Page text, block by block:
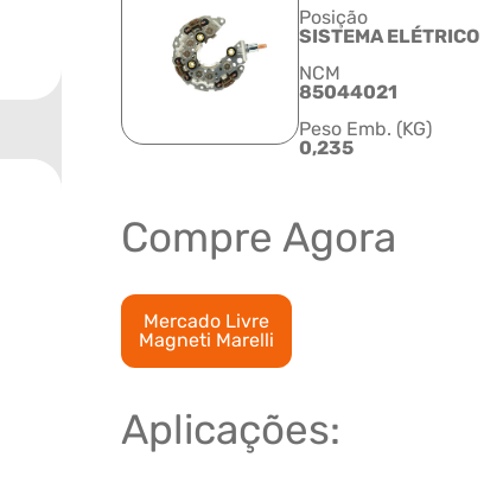
Posição
SISTEMA ELÉTRICO
NCM
85044021
Peso Emb. (KG)
0,235
Compre Agora
Mercado Livre
Magneti Marelli
Aplicações: